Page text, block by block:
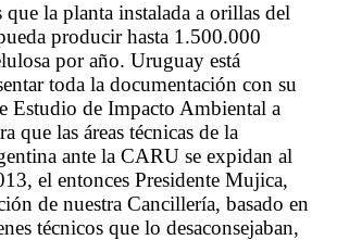
la planta instalada a orillas del
producir hasta 1.500.000
por año. Uruguay está
toda la documentación con su
Estudio de Impacto Ambiental a
que las áreas técnicas de la
ante la CARU se expidan al
el entonces Presidente Mujica,
de nuestra Cancillería, basado en
técnicos que lo desaconsejaban,